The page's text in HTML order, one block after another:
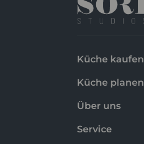
Küche kaufen
Küche planen
Über uns
Service